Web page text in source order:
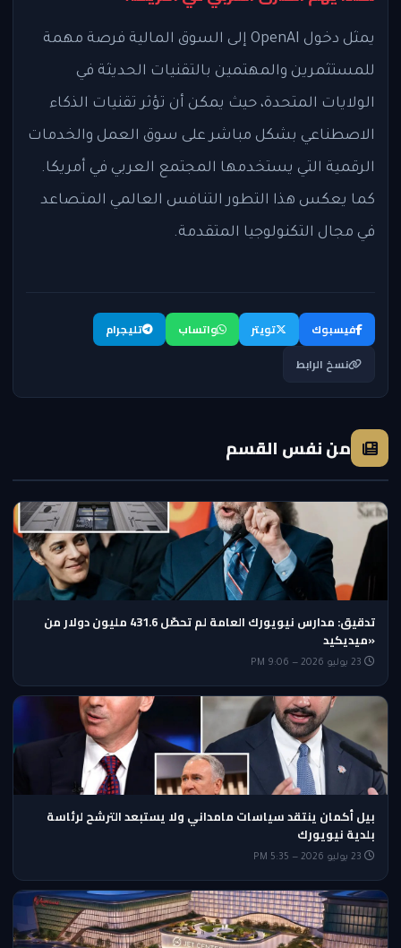
يمثل دخول OpenAI إلى السوق المالية فرصة مهمة
للمستثمرين والمهتمين بالتقنيات الحديثة في
الولايات المتحدة، حيث يمكن أن تؤثر تقنيات الذكاء
الاصطناعي بشكل مباشر على سوق العمل والخدمات
الرقمية التي يستخدمها المجتمع العربي في أمريكا.
كما يعكس هذا التطور التنافس العالمي المتصاعد
في مجال التكنولوجيا المتقدمة.
فيسبوك تويتر واتساب
تليجرام
نسخ الرابط
من نفس القسم
تدقيق: مدارس نيويورك العامة لم تحصّل 431.6 مليون دولار من
«ميديكيد
بيل أكمان ينتقد سياسات مامداني ولا يستبعد الترشح لرئاسة
بلدية نيويورك